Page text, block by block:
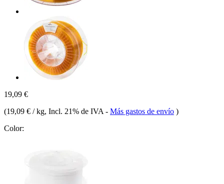
19,09 €
(19,09 € / kg, Incl. 21% de IVA - Más gastos de envío )
Color: